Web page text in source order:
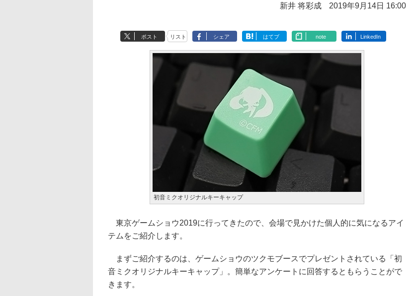
新井 将彩成 2019年9月14日 16:00
ポスト リスト シェア はてブ note LinkedIn
初音ミクオリジナルキーキャップ
東京ゲームショウ2019に行ってきたので、会場で見かけた個人的に気になるアイ
テムをご紹介します。
まずご紹介するのは、ゲームショウのツクモブースでプレゼントされている「初
音ミクオリジナルキーキャップ」。簡単なアンケートに回答するともらうことがで
きます。